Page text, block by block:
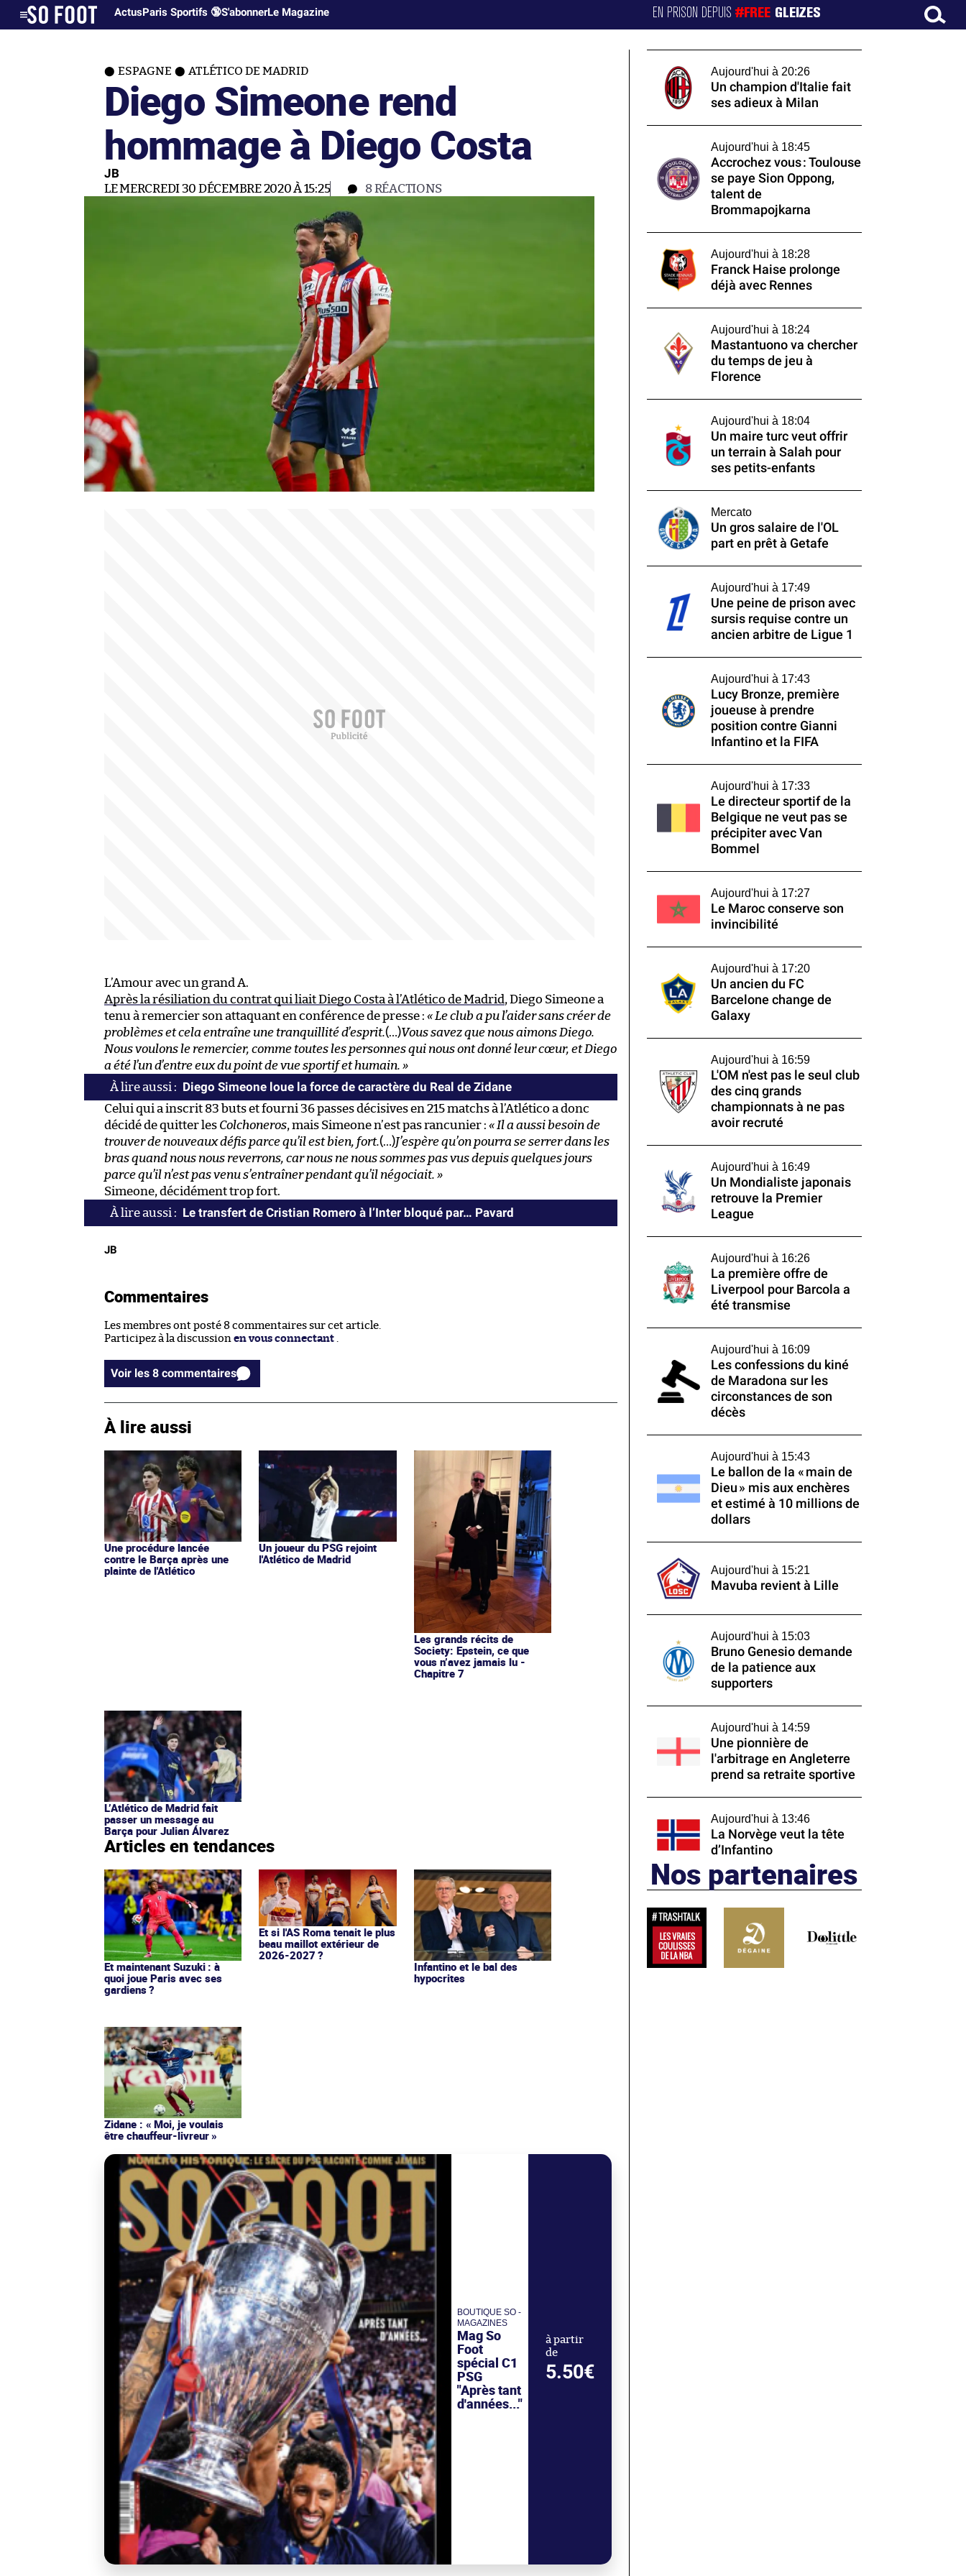
ActusParis Sportifs 🔞S'abonnerLe Magazine EN PRISON DEPUIS#FREE GLEIZES
ESPAGNE ATLÉTICO DE MADRID
Diego Simeone rend
hommage à Diego Costa
JB
LE MERCREDI 30 DÉCEMBRE 2020 À 15:25 8RÉACTIONS
L’Amour avec un grand A.
Après la résiliation du contrat qui liait Diego Costa à l’Atlético de Madrid , Diego Simeone a
tenu à remercier son attaquant en conférence de presse : « Le club a pu l’aider sans créer de
problèmes et cela entraîne une tranquillité d’esprit.(…)Vous savez que nous aimons Diego.
Nous voulons le remercier, comme toutes les personnes qui nous ont donné leur cœur, et Diego
a été l’un d’entre eux du point de vue sportif et humain. »
Diego Simeone loue la force de caractère du Real de Zidane
Celui qui a inscrit 83 buts et fourni 36 passes décisives en 215 matchs à l’Atlético a donc
décidé de quitter les Colchoneros, mais Simeone n’est pas rancunier : « Il a aussi besoin de
trouver de nouveaux défis parce qu’il est bien, fort.(…)J’espère qu’on pourra se serrer dans les
bras quand nous nous reverrons, car nous ne nous sommes pas vus depuis quelques jours
parce qu’il n’est pas venu s’entraîner pendant qu’il négociait. »
Simeone, décidément trop fort.
Le transfert de Cristian Romero à l’Inter bloqué par… Pavard
JB
Commentaires
Les membres ont posté 8 commentaires sur cet article.
Participez à la discussion en vous connectant
Voir les 8 commentaires
À lire aussi
Une procédure lancée
contre le Barça après une
plainte de l'Atlético
Un joueur du PSG rejoint
l'Atlético de Madrid
Les grands récits de
Society: Epstein, ce que
vous n’avez jamais lu -
Chapitre 7
L’Atlético de Madrid fait
passer un message au
Barça pour Julian Álvarez
Articles en tendances
Et maintenant Suzuki : à
quoi joue Paris avec ses
gardiens ?
Et si l'AS Roma tenait le plus
beau maillot extérieur de
2026-2027 ?
Infantino et le bal des
hypocrites
Zidane : « Moi, je voulais
être chauffeur-livreur »
BOUTIQUE SO -
MAGAZINES
Mag So
Foot
spécial C1
PSG
"Après tant
d'années..."
à partir
de
5.50€
Aujourd'hui à 20:26
Un champion d'Italie fait
ses adieux à Milan
Aujourd'hui à 18:45
Accrochez vous : Toulouse
se paye Sion Oppong,
talent de
Brommapojkarna
Aujourd'hui à 18:28
Franck Haise prolonge
déjà avec Rennes
Aujourd'hui à 18:24
Mastantuono va chercher
du temps de jeu à
Florence
Aujourd'hui à 18:04
Un maire turc veut offrir
un terrain à Salah pour
ses petits-enfants
Mercato
Un gros salaire de l'OL
part en prêt à Getafe
Aujourd'hui à 17:49
Une peine de prison avec
sursis requise contre un
ancien arbitre de Ligue 1
Aujourd'hui à 17:43
Lucy Bronze, première
joueuse à prendre
position contre Gianni
Infantino et la FIFA
Aujourd'hui à 17:33
Le directeur sportif de la
Belgique ne veut pas se
précipiter avec Van
Bommel
Aujourd'hui à 17:27
Le Maroc conserve son
invincibilité
Aujourd'hui à 17:20
Un ancien du FC
Barcelone change de
Galaxy
Aujourd'hui à 16:59
L'OM n'est pas le seul club
des cinq grands
championnats à ne pas
avoir recruté
Aujourd'hui à 16:49
Un Mondialiste japonais
retrouve la Premier
League
Aujourd'hui à 16:26
La première offre de
Liverpool pour Barcola a
été transmise
Aujourd'hui à 16:09
Les confessions du kiné
de Maradona sur les
circonstances de son
décès
Aujourd'hui à 15:43
Le ballon de la « main de
Dieu » mis aux enchères
et estimé à 10 millions de
dollars
Aujourd'hui à 15:21
Mavuba revient à Lille
Aujourd'hui à 15:03
Bruno Genesio demande
de la patience aux
supporters
Aujourd'hui à 14:59
Une pionnière de
l'arbitrage en Angleterre
prend sa retraite sportive
Aujourd'hui à 13:46
La Norvège veut la tête
d’Infantino
Nos partenaires